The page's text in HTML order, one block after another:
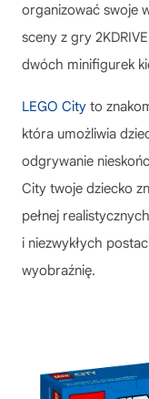
organizować swoje
sceny z gry
dwóch minifigurek
LEGO City to
która umożliwia
odgrywanie
City twoje dziecko
pełnej
i niezwykłych
wyobraźnię.